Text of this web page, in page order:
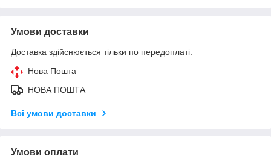
Умови доставки
Доставка здійснюється тільки по передоплаті.
Нова Пошта
НОВА ПОШТА
Всі умови доставки
Умови оплати